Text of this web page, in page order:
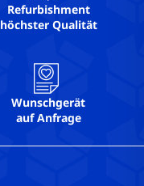
Refurbishment
höchster Qualität
Wunschgerät
auf Anfrage